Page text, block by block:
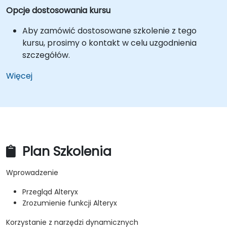
Opcje dostosowania kursu
Aby zamówić dostosowane szkolenie z tego
kursu, prosimy o kontakt w celu uzgodnienia
szczegółów.
Więcej
Plan Szkolenia
Wprowadzenie
Przegląd Alteryx
Zrozumienie funkcji Alteryx
Korzystanie z narzędzi dynamicznych